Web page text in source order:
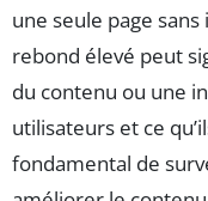
une seule page
rebond élevé peut
du contenu ou une
utilisateurs et ce
fondamental de